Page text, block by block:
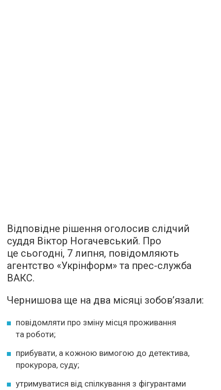
Відповідне рішення оголосив слідчий
суддя Віктор Ногачевський. Про
це сьогодні, 7 липня, повідомляють
агентство «Укрінформ» та прес-служба
ВАКС.
Чернишова ще на два місяці зобов’язали:
повідомляти про зміну місця проживання
та роботи;
прибувати, а кожною вимогою до детектива,
прокурора, суду;
утримуватися від спілкування з фігурантами